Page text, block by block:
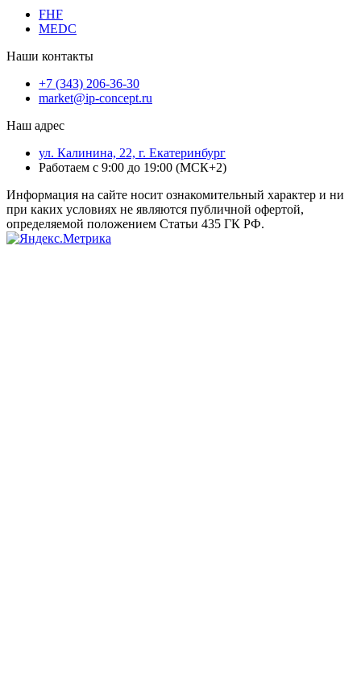
FHF
MEDC
Наши контакты
+7 (343) 206-36-30
market@ip-concept.ru
Наш адрес
ул. Калинина, 22, г. Екатеринбург
Работаем с 9:00 до 19:00 (МСК+2)
Информация на сайте носит ознакомительный характер и ни
при каких условиях не являются публичной офертой,
определяемой положением Статьи 435 ГК РФ.